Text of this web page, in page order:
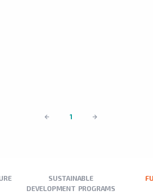
1
SUSTAINABLE
DEVELOPMENT PROGRAMS